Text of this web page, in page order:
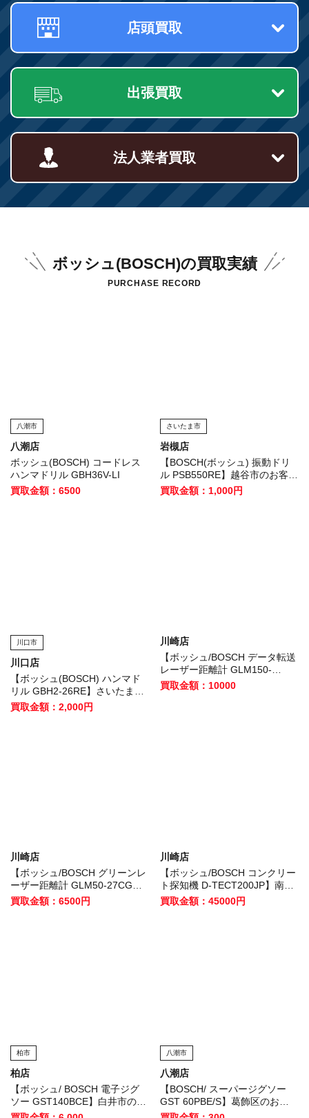
店頭買取
出張買取
法人業者買取
ボッシュ(BOSCH)の買取実績
PURCHASE RECORD
八潮市
八潮店
ボッシュ(BOSCH) コードレス
ハンマドリル GBH36V-LI
買取金額：6500
さいたま市
岩槻店
【BOSCH(ボッシュ) 振動ドリ
ル PSB550RE】越谷市のお客様
から買取いたしました！
買取金額：1,000円
川口市
川口店
【ボッシュ(BOSCH) ハンマド
リル GBH2-26RE】さいたま市
のお客様から買取させていただ
きました！
買取金額：2,000円
川崎店
【ボッシュ/BOSCH データ転送
レーザー距離計 GLM150-
27C】三鷹市のお客様から買取
いたしました！
買取金額：10000
川崎店
【ボッシュ/BOSCH グリーンレ
ーザー距離計 GLM50-27CG】
杉並区のお客様から買取いたし
ました！
買取金額：6500円
川崎店
【ボッシュ/BOSCH コンクリー
ト探知機 D-TECT200JP】南区
のお客様から買取いたしまし
買取金額：45000円
柏市
柏店
【ボッシュ/ BOSCH 電子ジグ
ソー GST140BCE】白井市のお
客様から買取いたしました！
八潮市
八潮店
【BOSCH/ スーパージグソー
GST 60PBE/S】葛飾区のお客
様から買取いたしました！